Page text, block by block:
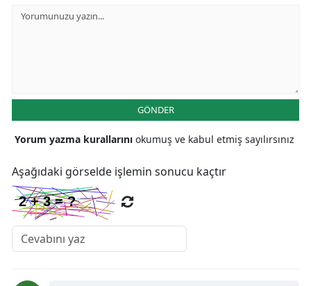
Kırıkkale
Batman
Şırnak
Ardahan
GÖNDER
Yorum yazma kurallarını okumuş ve kabul etmiş sayılırsınız
Aşağıdaki görselde işlemin sonucu kaçtır